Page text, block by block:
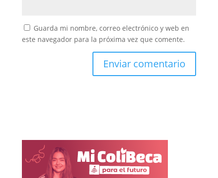
Guarda mi nombre, correo electrónico y web en
este navegador para la próxima vez que comente.